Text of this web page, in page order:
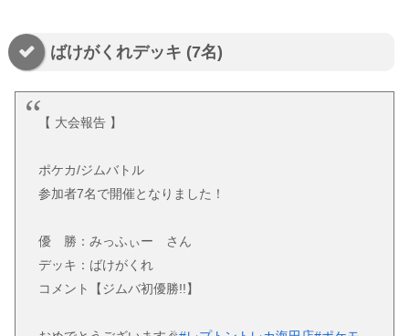
ばけがくれデッキ (7名)
【 大会報告 】
ポケカ/ジムバトル
参加者7名で開催となりました！
優 勝：みっふぃー さん
デッキ：ばけがくれ
コメント【ジムバ初優勝!!】